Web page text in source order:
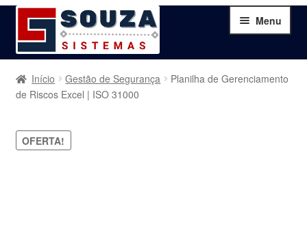
Pular
para
navegação
Pular
para
o
conteúdo
Menu
Home
Serviços
Início Gestão de Segurança
Planilha de Gerenciamento
de Riscos Excel | ISO 31000
OFERTA!